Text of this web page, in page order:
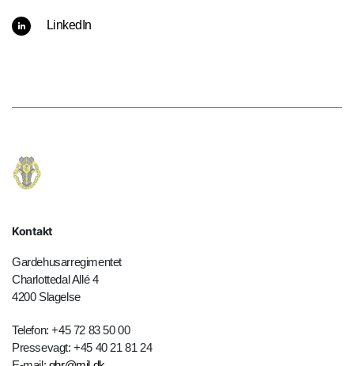
LinkedIn
Kontakt
Gardehusarregimentet
Charlottedal Allé 4
4200 Slagelse
Telefon: +45 72 83 50 00
Pressevagt: +45 40 21 81 24